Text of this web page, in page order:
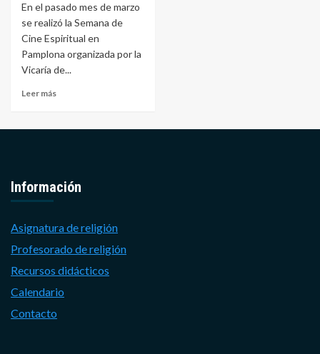
En el pasado mes de marzo
se realizó la Semana de
Cine Espiritual en
Pamplona organizada por la
Vicaría de...
Leer más
Información
Asignatura de religión
Profesorado de religión
Recursos didácticos
Calendario
Contacto